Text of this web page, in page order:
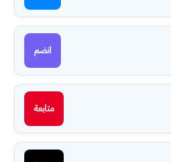
انضم
متابعة